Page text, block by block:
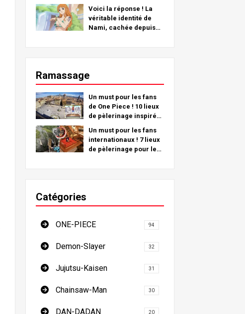
Voici la réponse ! La
véritable identité de
Nami, cachée depuis
Ramassage
Un must pour les fans
de One Piece ! 10 lieux
de pèlerinage inspirés
entier !
Un must pour les fans
internationaux ! 7 lieux
de pèlerinage pour les
Catégories
ONE-PIECE 94
Demon-Slayer 32
Jujutsu-Kaisen 31
Chainsaw-Man 30
DAN-DADAN 20